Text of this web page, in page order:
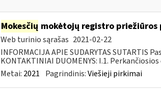
Mokesčių mokėtojų registro priežiūros
Web turinio sąrašas 2021-02-22
INFORMACIJA APIE SUDARYTAS SUTARTIS
KONTAKTINIAI DUOMENYS: I.1.
Metai: 2021 Pagrindinis:Viešieji pirkimai